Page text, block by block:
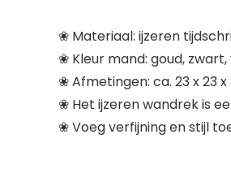
❀ Materiaal: ijzeren
❀ Kleur mand: goud, zwart,
❀ Afmetingen: ca. 23 x 23 x
❀ Het ijzeren wandrek is
❀ Voeg verfijning en stijl